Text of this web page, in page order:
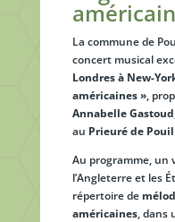
La commune de
concert musical
Londres à New-
américaines »,
Annabelle Gastoud
au Prieuré de
Au programme, un
l’Angleterre et les
répertoire de
américaines, dans